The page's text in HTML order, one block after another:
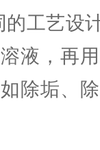
工艺设
液，再
除垢、